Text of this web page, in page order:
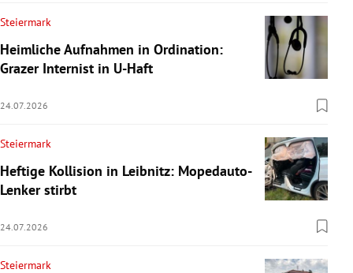
Steiermark
Heimliche Aufnahmen in Ordination:
Grazer Internist in U-Haft
24.07.2026
Steiermark
Heftige Kollision in Leibnitz: Mopedauto-
Lenker stirbt
24.07.2026
Steiermark